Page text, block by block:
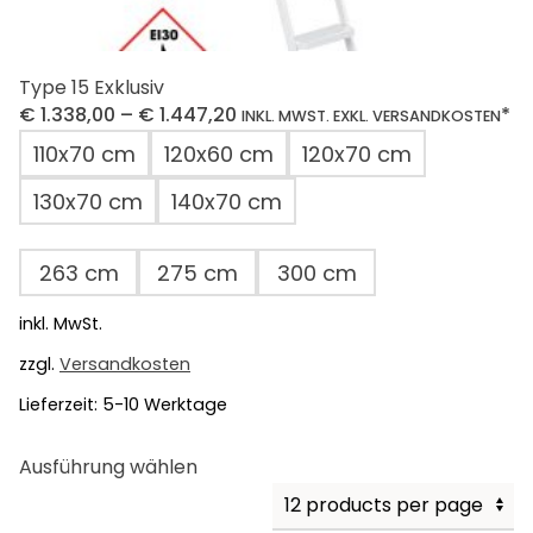
Type 15 Exklusiv
€ 1.338,00 – € 1.447,20 INKL. MWST. EXKL. VERSANDKOSTEN*
110x70 cm 120x60 cm
120x70 cm
130x70 cm
140x70 cm
263 cm 275 cm 300 cm
inkl. MwSt.
zzgl. Versandkosten
Lieferzeit: 5-10 Werktage
Ausführung wählenProdukt